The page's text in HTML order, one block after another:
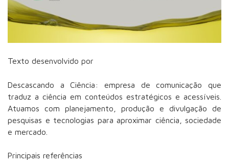
Texto desenvolvido por
Descascando a Ciência: empresa de comunicação que
traduz a ciência em conteúdos estratégicos e acessíveis.
Atuamos com planejamento, produção e divulgação de
pesquisas e tecnologias para aproximar ciência, sociedade
e mercado.
Principais referências